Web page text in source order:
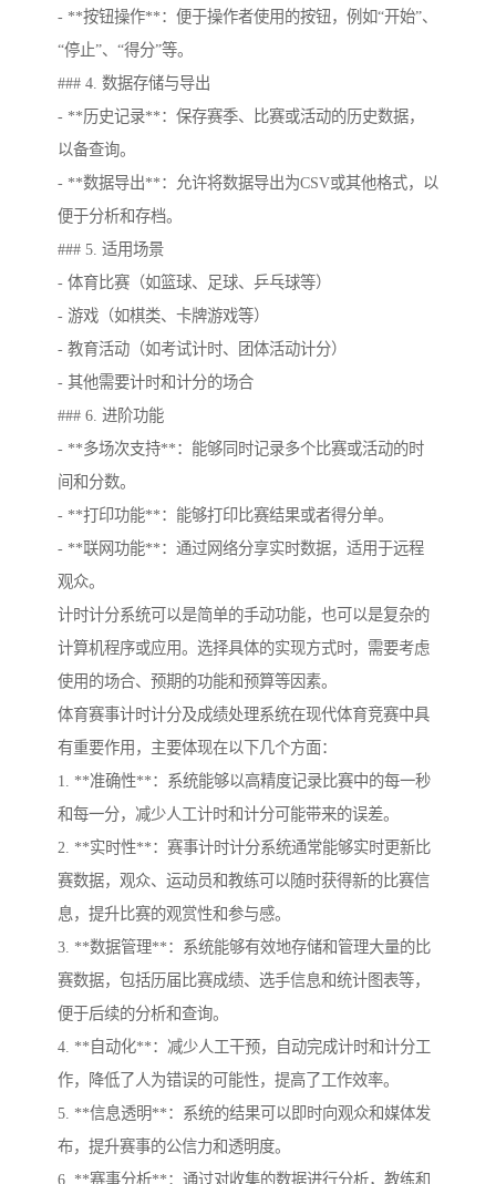
- **按钮操作**：便于操作者使用的按钮，例如“开始”、
“停止”、“得分”等。
### 4. 数据存储与导出
- **历史记录**：保存赛季、比赛或活动的历史数据，
以备查询。
- **数据导出**：允许将数据导出为CSV或其他格式，以
便于分析和存档。
### 5. 适用场景
- 体育比赛（如篮球、足球、乒乓球等）
- 游戏（如棋类、卡牌游戏等）
- 教育活动（如考试计时、团体活动计分）
- 其他需要计时和计分的场合
### 6. 进阶功能
- **多场次支持**：能够同时记录多个比赛或活动的时
间和分数。
- **打印功能**：能够打印比赛结果或者得分单。
- **联网功能**：通过网络分享实时数据，适用于远程
观众。
计时计分系统可以是简单的手动功能，也可以是复杂的
计算机程序或应用。选择具体的实现方式时，需要考虑
使用的场合、预期的功能和预算等因素。
体育赛事计时计分及成绩处理系统在现代体育竞赛中具
有重要作用，主要体现在以下几个方面：
1. **准确性**：系统能够以高精度记录比赛中的每一秒
和每一分，减少人工计时和计分可能带来的误差。
2. **实时性**：赛事计时计分系统通常能够实时更新比
赛数据，观众、运动员和教练可以随时获得新的比赛信
息，提升比赛的观赏性和参与感。
3. **数据管理**：系统能够有效地存储和管理大量的比
赛数据，包括历届比赛成绩、选手信息和统计图表等，
便于后续的分析和查询。
4. **自动化**：减少人工干预，自动完成计时和计分工
作，降低了人为错误的可能性，提高了工作效率。
5. **信息透明**：系统的结果可以即时向观众和媒体发
布，提升赛事的公信力和透明度。
6. **赛事分析**：通过对收集的数据进行分析，教练和